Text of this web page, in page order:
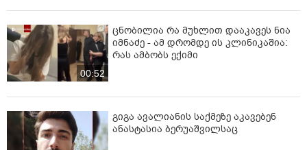
00:52
ცნობილია რა მუხლით დააკავეს ნია
იმნაძე - ამ დრომდე ის კლინიკაშია:
რას ამბობს ექიმი
გიგა ავალიანის საქმეზე აკავებენ
ანასტასია ბერუაშვილსაც